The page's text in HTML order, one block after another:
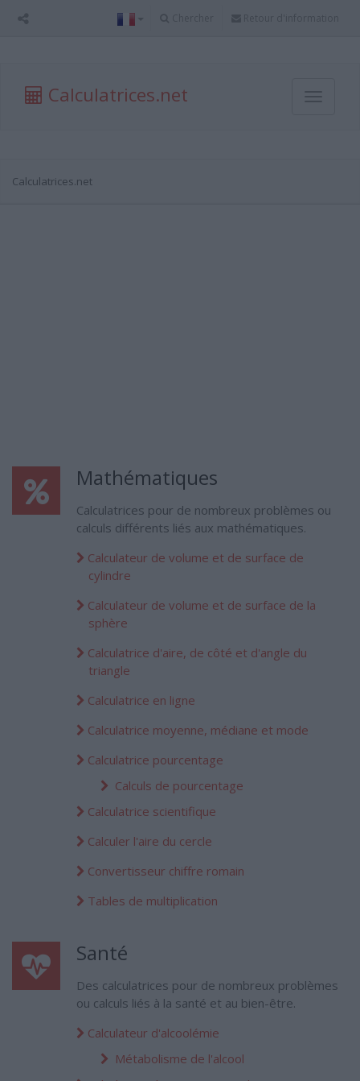
Calculatrices.net
Toggle
Calculatrices.net
Mathématiques
Calculatrices pour de nombreux problèmes ou
calculs différents liés aux mathématiques.
Calculateur de volume et de surface de
cylindre
Calculateur de volume et de surface de la
sphère
Calculatrice d'aire, de côté et d'angle du
triangle
Calculatrice en ligne
Calculatrice moyenne, médiane et mode
Calculatrice pourcentage
Calculs de pourcentage
Calculatrice scientifique
Calculer l'aire du cercle
Convertisseur chiffre romain
Tables de multiplication
Santé
Des calculatrices pour de nombreux problèmes
ou calculs liés à la santé et au bien-être.
Calculateur d'alcoolémie
Métabolisme de l'alcool